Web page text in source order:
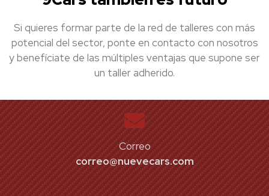
Si quieres formar parte de la red de talleres con más
potencial del sector, ponte en contacto con nosotros
y benefíciate de las múltiples ventajas que supone ser
un taller adherido.
Correo
correo@nuevecars.com